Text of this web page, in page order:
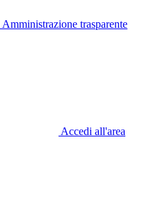
Amministrazione trasparente
Accedi all'area